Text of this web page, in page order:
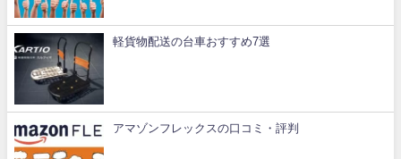
軽貨物配送の台車おすすめ7選
アマゾンフレックスの口コミ・評判